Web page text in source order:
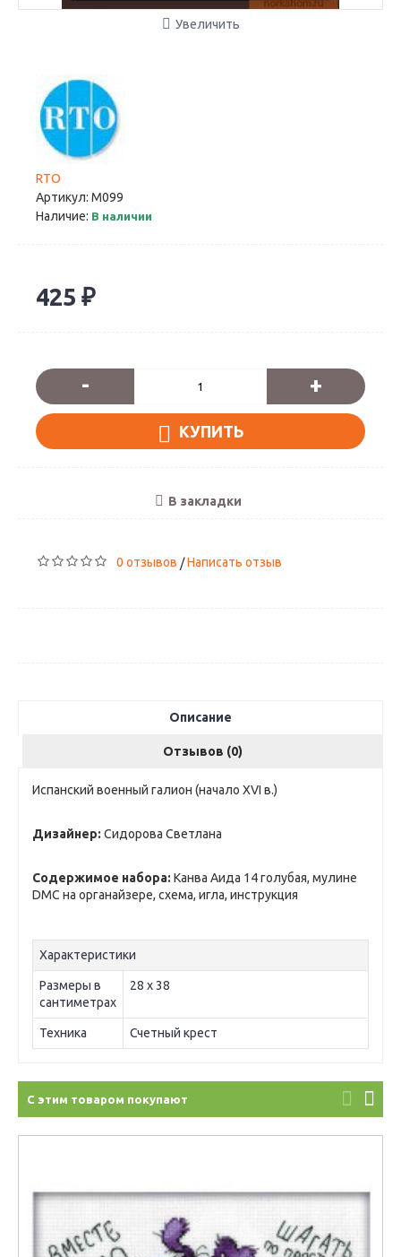
Увеличить
RTO
Артикул: M099
Наличие: В наличии
425 ₽
- +
КУПИТЬ
В закладки
0 отзывов /Написать отзыв
Описание
Отзывов (0)
Испанский военный галион (начало XVI в.)
Дизайнер: Сидорова Светлана
Содержимое набора: Канва Аида 14 голубая, мулине
DMC на органайзере, схема, игла, инструкция
Характеристики
Размеры в
сантиметрах
28 х 38
Техника Счетный крест
С этим товаром покупают